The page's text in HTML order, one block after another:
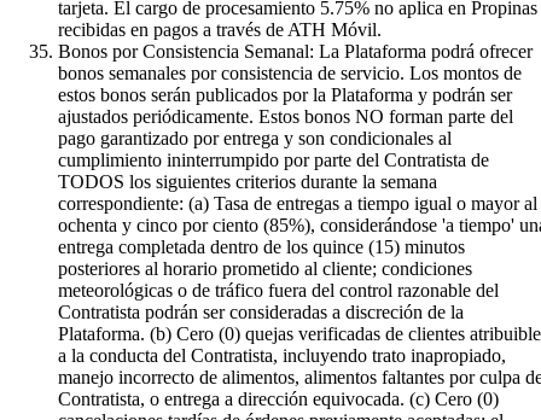
tarjeta. El cargo de procesamiento 5.75% no aplica en Propinas
recibidas en pagos a través de ATH Móvil.
Bonos por Consistencia Semanal: La Plataforma podrá ofrecer
bonos semanales por consistencia de servicio. Los montos de
estos bonos serán publicados por la Plataforma y podrán ser
ajustados periódicamente. Estos bonos NO forman parte del
pago garantizado por entrega y son condicionales al
cumplimiento ininterrumpido por parte del Contratista de
TODOS los siguientes criterios durante la semana
correspondiente: (a) Tasa de entregas a tiempo igual o mayor al
ochenta y cinco por ciento (85%), considerándose 'a tiempo'
entrega completada dentro de los quince (15) minutos
posteriores al horario prometido al cliente; condiciones
meteorológicas o de tráfico fuera del control razonable del
Contratista podrán ser consideradas a discreción de la
Plataforma. (b) Cero (0) quejas verificadas de clientes
a la conducta del Contratista, incluyendo trato inapropiado,
manejo incorrecto de alimentos, alimentos faltantes por culpa
Contratista, o entrega a dirección equivocada. (c) Cero (0)